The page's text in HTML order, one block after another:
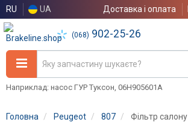
RU UA Доставка і оплата
(068) 902-25-26
Наприклад: насос ГУР Туксон, 06H905601A
Головна Peugeot 807 Фільтр салону